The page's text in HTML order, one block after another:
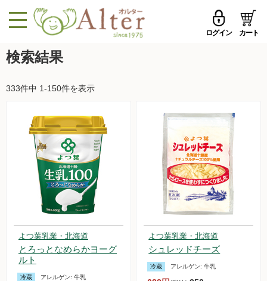
ログイン カート
メールアドレス
メールアドレスを保存する
パスワードを忘れた方はこちら
初めての方へ
新規一般会員登録
MENU
トップページへ戻る
セール品・おすすめ
お試しセット
今週の新登場
野菜
果物
検索結果
333件中 1-150件を表示
よつ葉乳業・北海道
とろっとなめらかヨーグ
ルト
冷蔵 アレルゲン: 牛乳
よつ葉乳業・北海道
シュレッドチーズ
冷蔵 アレルゲン:牛乳